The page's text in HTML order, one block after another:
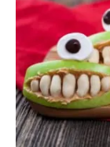
Poznań